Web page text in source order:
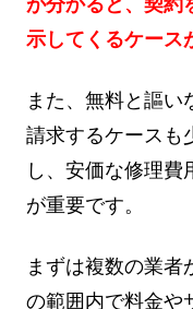
が分かると、契約
示してくるケース
また、無料と謳い
請求するケースも
し、安価な修理費
が重要です。
まずは複数の業者
の範囲内で料金や